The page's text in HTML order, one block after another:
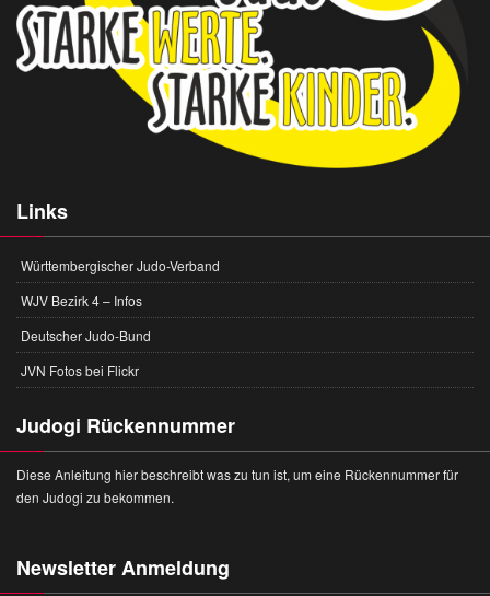
Links
Württembergischer Judo-Verband
WJV Bezirk 4 – Infos
Deutscher Judo-Bund
JVN Fotos bei Flickr
Judogi Rückennummer
Diese Anleitung hier beschreibt was zu tun ist, um eine Rückennummer für
den Judogi zu bekommen.
Newsletter Anmeldung